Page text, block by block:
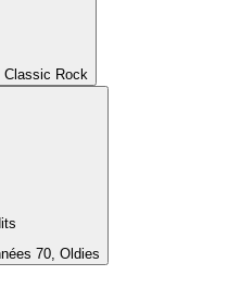
Classic Rock
70, Oldies